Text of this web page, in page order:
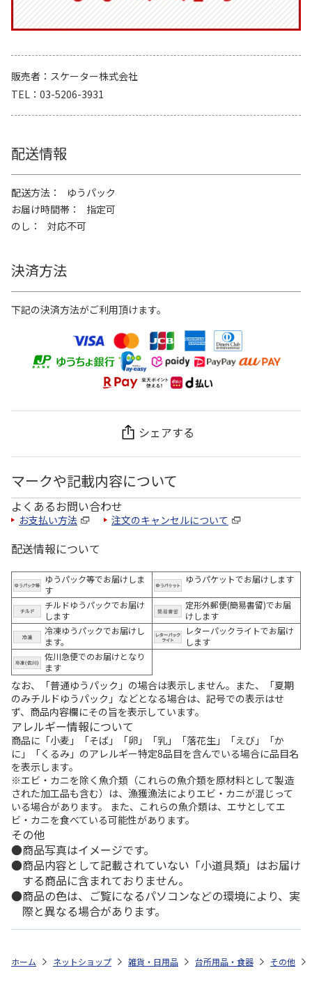
販売者
スケーター株式会社
TEL
03-5206-3931
配送情報
配送方法
ゆうパック
お届け時間帯
指定可
のし
対応不可
決済方法
下記の決済方法がご利用頂けます。
シェアする
マークや記載内容について
よくあるお問い合わせ
お支払い方法 注文のキャンセルについて
配送情報について
ゆうパック等でお届けしま
す
ゆうパケットでお届けします
チルドゆうパックでお届け
します
定形外郵便(簡易書留)でお届
けします
冷凍ゆうパックでお届けし
ます。
レターパックライトでお届け
します
佐川急便でのお届けとなり
ます
なお、「普通ゆうパック」の場合は表示しません。また、「夏期
のみチルドゆうパック」などとなる場合は、記号での表示はせ
ず、商品内容欄にその旨を表示しています。
アレルギー情報について
商品に「小麦」「そば」「卵」「乳」「落花生」「えび」「か
に」「くるみ」のアレルギー特定8品目を含んでいる場合に品目名
を表示します。
※エビ・カニを除く魚介類（これらの魚介類を原材料として製造
された加工品も含む）は、漁獲漁法によりエビ・カニが混じって
いる場合があります。 また、これらの魚介類は、エサとしてエ
ビ・カニを食べている可能性があります。
その他
商品写真はイメージです。
商品内容として記載されていない「小道具類」はお届け
する商品に含まれておりません。
商品の色は、ご覧になるパソコンなどの環境により、実
際と異なる場合があります。
ホーム ネットショップ 雑貨・日用品 台所用品・食器 その他